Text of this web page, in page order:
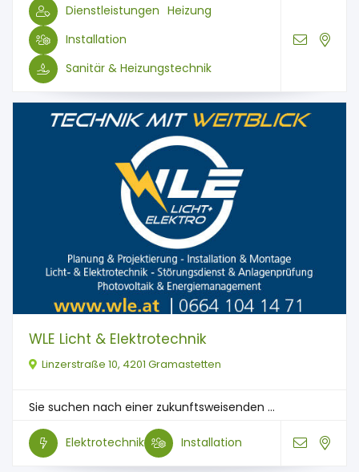
Dienstleistungen Heizung
Installation
Sanitär & Heizungstechnik
WLE Licht & Elektrotechnik
Linzerstraße 10, 4201 Gramastetten
Sie suchen nach einer zukunftsweisenden ...
Elektrotechnik Installation